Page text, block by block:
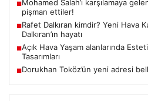
■Mohamed Salah’ı karşılamaya
pişman ettiler!
■Rafet Dalkıran kimdir? Yeni Hava
Dalkıran’ın hayatı
■Açık Hava Yaşam alanlarında
Tasarımları
■Dorukhan Toköz’ün yeni adresi